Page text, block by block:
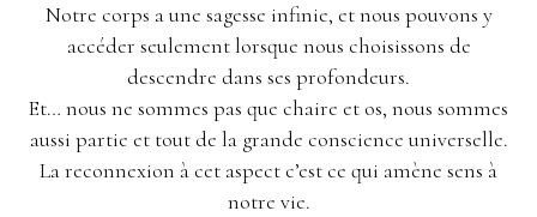
Notre corps a une sagesse infinie, et nous pouvons y
accéder seulement lorsque nous choisissons de
descendre dans ses profondeurs.
Et… nous ne sommes pas que chaire et os, nous sommes
aussi partie et tout de la grande conscience universelle.
La reconnexion à cet aspect c’est ce qui amène sens à
notre vie.